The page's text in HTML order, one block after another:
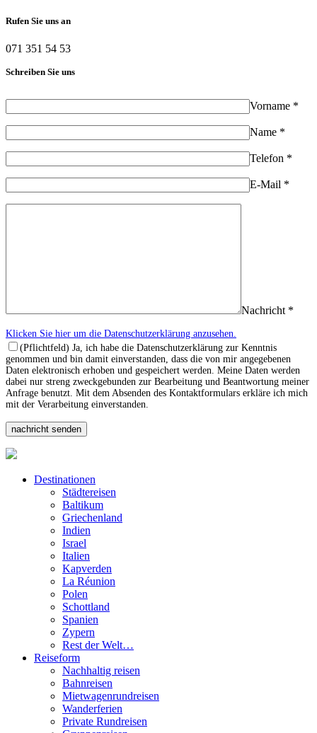
Rufen Sie uns an
071 351 54 53
Schreiben Sie uns
Vorname *
Name *
Telefon *
E-Mail *
Nachricht *
Klicken Sie hier um die Datenschutzerklärung anzusehen.
(Pflichtfeld) Ja, ich habe die Datenschutzerklärung zur Kenntnis
genommen und bin damit einverstanden, dass die von mir angegebenen
Daten elektronisch erhoben und gespeichert werden. Meine Daten werden
dabei nur streng zweckgebunden zur Bearbeitung und Beantwortung meiner
Anfrage benutzt. Mit dem Absenden des Kontaktformulars erkläre ich mich
mit der Verarbeitung einverstanden.
Destinationen
Städtereisen
Baltikum
Griechenland
Indien
Israel
Italien
Kapverden
La Réunion
Polen
Schottland
Spanien
Zypern
Rest der Welt…
Reiseform
Nachhaltig reisen
Bahnreisen
Mietwagenrundreisen
Wanderferien
Private Rundreisen